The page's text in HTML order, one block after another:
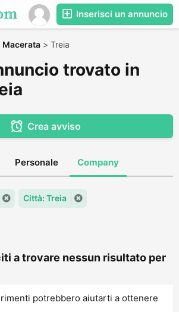
Inserisci un annuncio
Macerata > Treia
trovato in
Crea avviso
Personale Company
Città: Treia
a trovare nessun risultato per
potrebbero aiutarti a ottenere